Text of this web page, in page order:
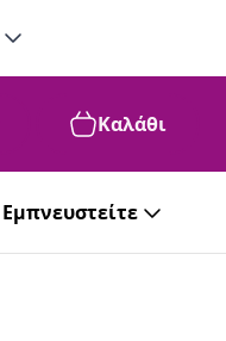
Καλάθι
Εμπνευστείτε